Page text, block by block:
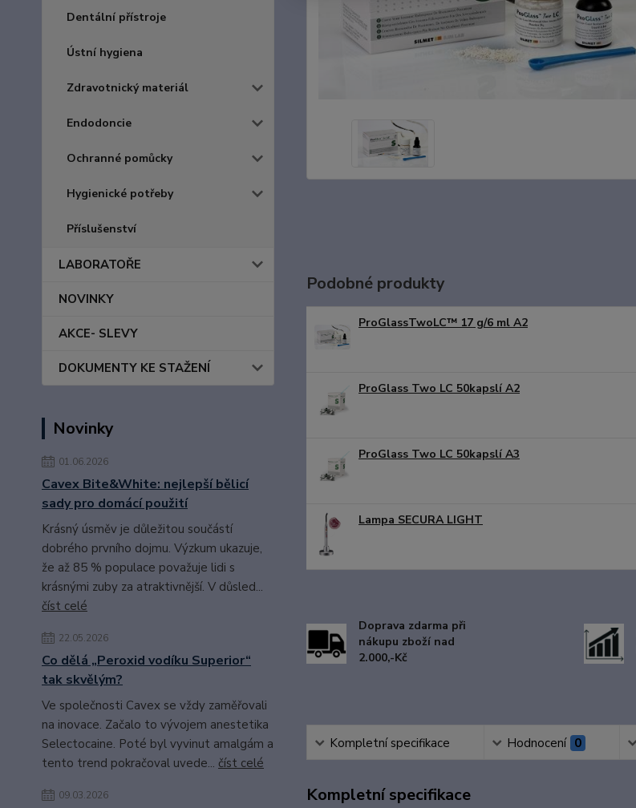
Dentální přístroje
Ústní hygiena
Zdravotnický materiál
Endodoncie
Ochranné pomůcky
Hygienické potřeby
Příslušenství
LABORATOŘE
NOVINKY
AKCE- SLEVY
DOKUMENTY KE STAŽENÍ
Novinky
01.06.2026
Cavex Bite&White: nejlepší bělicí
sady pro domácí použití
Krásný úsměv je důležitou součástí
dobrého prvního dojmu. Výzkum ukazuje,
že až 85 % populace považuje lidi s
krásnými zuby za atraktivnější. V důsled...
číst celé
22.05.2026
Co dělá „Peroxid vodíku Superior“
tak skvělým?
Ve společnosti Cavex se vždy zaměřovali
na inovace. Začalo to vývojem anestetika
Selectocaine. Poté byl vyvinut amalgám a
tento trend pokračoval uvede... číst celé
09.03.2026
Podobné produkty
ProGlassTwoLC™ 17 g/6 ml A2
ProGlass Two LC 50kapslí A2
ProGlass Two LC 50kapslí A3
Lampa SECURA LIGHT
Doprava zdarma při
nákupu zboží nad
2.000,-Kč
Kompletní specifikace Hodnocení 0
Kompletní specifikace